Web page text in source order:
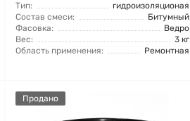
Тип:
гидроизоляционая
Состав смеси:
Битумный
Фасовка:
Ведро
Вес:
3 кг
Область применения:
Ремонтная
Продано